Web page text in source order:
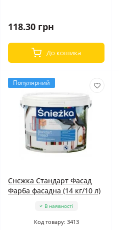
118.30 грн
До кошика
Популярний
Снєжка Стандарт Фасад
Фарба фасадна (14 кг/10 л)
В наявності
Код товару: 3413